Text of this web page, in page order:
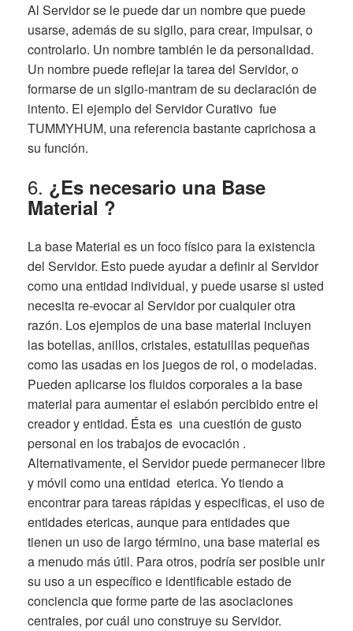
Al Servidor se le puede dar un nombre que puede
usarse, además de su sigilo, para crear, impulsar, o
controlarlo. Un nombre también le da personalidad.
Un nombre puede reflejar la tarea del Servidor, o
formarse de un sigilo-mantram de su declaración de
intento. El ejemplo del Servidor Curativo fue
TUMMYHUM, una referencia bastante caprichosa a
su función.
6. ¿Es necesario una Base
Material ?
La base Material es un foco físico para la existencia
del Servidor. Esto puede ayudar a definir al Servidor
como una entidad individual, y puede usarse si usted
necesita re-evocar al Servidor por cualquier otra
razón. Los ejemplos de una base material incluyen
las botellas, anillos, cristales, estatuillas pequeñas
como las usadas en los juegos de rol, o modeladas.
Pueden aplicarse los fluidos corporales a la base
material para aumentar el eslabón percibido entre el
creador y entidad. Ésta es una cuestión de gusto
personal en los trabajos de evocación .
Alternativamente, el Servidor puede permanecer libre
y móvil como una entidad eterica. Yo tiendo a
encontrar para tareas rápidas y especificas, el uso de
entidades etericas, aunque para entidades que
tienen un uso de largo término, una base material es
a menudo más útil. Para otros, podría ser posible unir
su uso a un específico e identificable estado de
conciencia que forme parte de las asociaciones
centrales, por cuál uno construye su Servidor.